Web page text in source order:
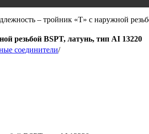
– тройник «T» с наружной
резьбой BSPT, латунь, тип AI 13220
соединители/